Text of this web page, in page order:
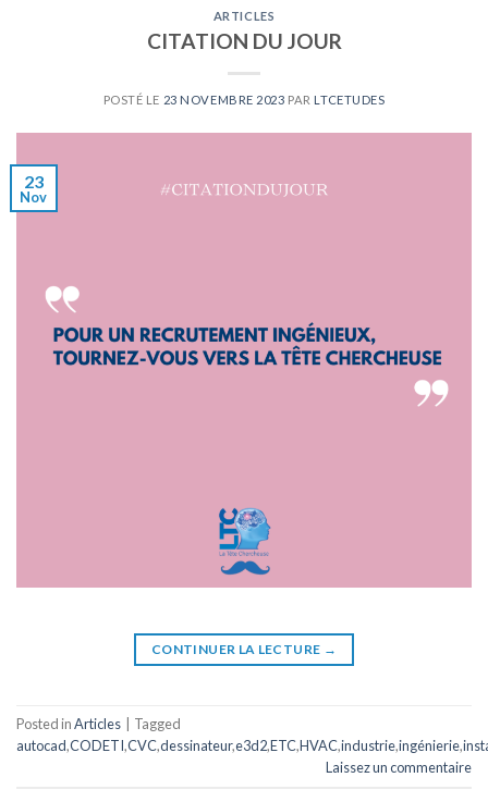
ARTICLES
CITATION DU JOUR
POSTÉ LE 23 NOVEMBRE 2023 PAR LTCETUDES
23
Nov
CONTINUER LA LECTURE →
Posted inArticles
Tagged
autocad,CODETI,CVC,dessinateur,e3d2,ETC,HVAC,industrie,ingénierie,
Laissez un commentaire